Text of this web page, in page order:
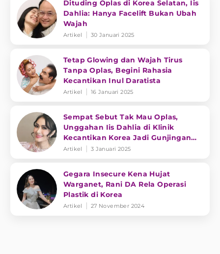
Dituding Oplas di Korea Selatan, Iis
Dahlia: Hanya Facelift Bukan Ubah
Wajah
Artikel 30 Januari 2025
Tetap Glowing dan Wajah Tirus
Tanpa Oplas, Begini Rahasia
Kecantikan Inul Daratista
Artikel 16 Januari 2025
Sempat Sebut Tak Mau Oplas,
Unggahan Iis Dahlia di Klinik
Kecantikan Korea Jadi Gunjingan
Netizen
Artikel 3 Januari 2025
Gegara Insecure Kena Hujat
Warganet, Rani DA Rela Operasi
Plastik di Korea
Artikel 27 November 2024